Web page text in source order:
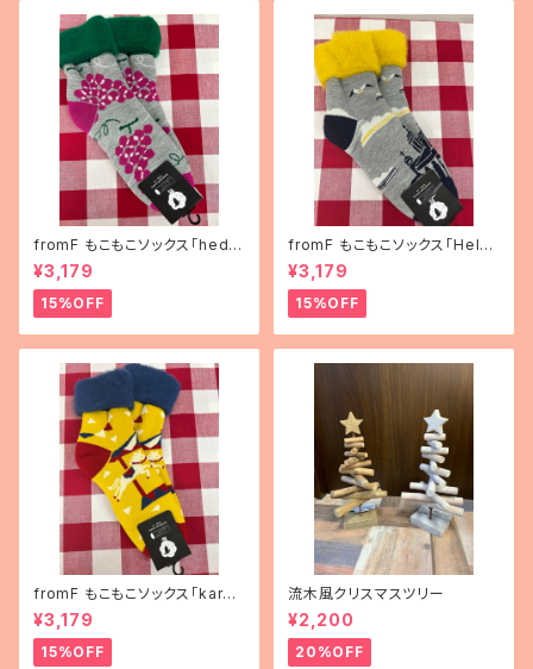
fromF もこもこソックス「hedel
mä（果物）」
¥3,179
15%OFF
fromF もこもこソックス「Helsi
nki（ヘルシンキ）」
¥3,179
15%OFF
fromF もこもこソックス「karus
elli（メリーゴーランド）」
¥3,179
15%OFF
流木風クリスマスツリー
¥2,200
20%OFF